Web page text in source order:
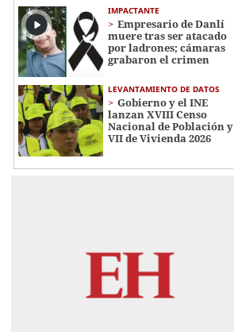
IMPACTANTE
Empresario de Danlí
muere tras ser atacado
por ladrones; cámaras
grabaron el crimen
LEVANTAMIENTO DE DATOS
Gobierno y el INE
lanzan XVIII Censo
Nacional de Población y
VII de Vivienda 2026